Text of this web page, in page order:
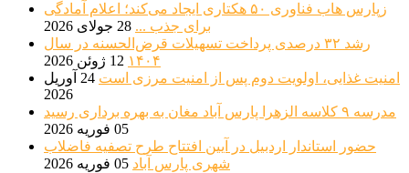
زپارس هاب فناوری ۵۰ هکتاری ایجاد می‌کند؛ اعلام آمادگی
برای جذب ... 28 جولای 2026
رشد ۳۲ درصدی پرداخت تسهیلات قرض‌الحسنه در سال
۱۴۰۴ 12 ژوئن 2026
امنیت غذایی، اولویت دوم پس از امنیت مرزی است
24 آوریل
2026
مدرسه ۹ کلاسه الزهرا پارس آباد مغان به بهره برداری رسید
05 فوریه 2026
حضور استاندار اردبیل در آیین افتتاح طرح تصفیه فاضلاب
شهری پارس آباد 05 فوریه 2026